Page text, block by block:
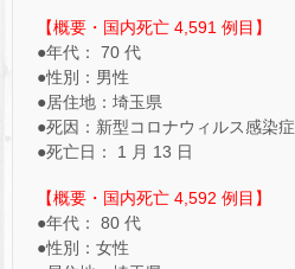
【概要・国内死亡 4,591 例目】
●年代： 70 代
●性別：男性
●居住地：埼玉県
●死因：新型コロナウィルス感染症
●死亡日： 1 月 13 日
【概要・国内死亡 4,592 例目】
●年代： 80 代
●性別：女性